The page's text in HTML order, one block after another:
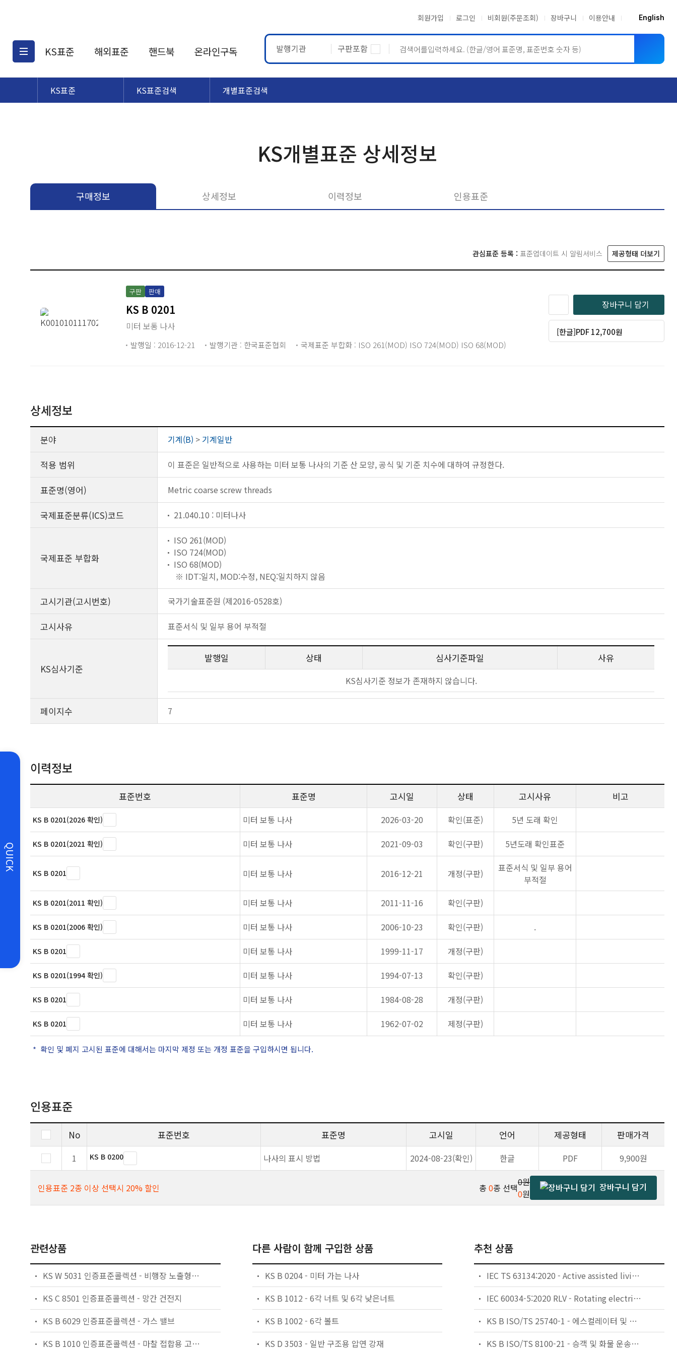
회원가입 로그인 비회원(주문조회) 장바구니 이용안내 English
KS표준
KS표준검색
해외표준
해외표준검색
핸드북 온라인구독 발행기관 구판포함
QUICK
KS표준 KS표준검색 개별표준검색
KS개별표준 상세정보
구매정보 상세정보 이력정보 인용표준
관심표준 등록 : 표준업데이트 시 알림서비스 제공형태 더보기
구판 판매
KS B 0201
미터 보통 나사
발행일 : 2016-12-21 발행기관 : 한국표준협회 국제표준 부합화 : ISO 261(MOD) ISO 724(MOD) ISO 68(MOD)
장바구니 담기
[한글]PDF 12,700원
상세정보
분야 기계(B) > 기계일반
적용 범위 이 표준은 일반적으로 사용하는 미터 보통 나사의 기준 산 모양, 공식 및 기준 치수에 대하여 규정한다.
표준명(영어) Metric coarse screw threads
국제표준분류(ICS)코드 21.040.10 : 미터나사
국제표준 부합화
ISO 261(MOD)
ISO 724(MOD)
ISO 68(MOD)
※ IDT:일치, MOD:수정, NEQ:일치하지 않음
고시기관(고시번호) 국가기술표준원 (제2016-0528호)
고시사유 표준서식 및 일부 용어 부적절
KS심사기준
발행일 상태 심사기준파일 사유
KS심사기준 정보가 존재하지 않습니다.
페이지수 7
이력정보
표준번호 표준명 고시일 상태 고시사유 비고
KS B 0201(2026 확인) 미터 보통 나사 2026-03-20 확인(표준) 5년 도래 확인
KS B 0201(2021 확인) 미터 보통 나사 2021-09-03 확인(구판) 5년도래 확인표준
KS B 0201 미터 보통 나사 2016-12-21 개정(구판)
표준서식 및 일부 용어
부적절
KS B 0201(2011 확인) 미터 보통 나사 2011-11-16 확인(구판)
KS B 0201(2006 확인) 미터 보통 나사 2006-10-23 확인(구판) .
KS B 0201 미터 보통 나사 1999-11-17 개정(구판)
KS B 0201(1994 확인) 미터 보통 나사 1994-07-13 확인(구판)
KS B 0201 미터 보통 나사 1984-08-28 개정(구판)
KS B 0201 미터 보통 나사 1962-07-02 제정(구판)
확인 및 폐지 고시된 표준에 대해서는 마지막 제정 또는 개정 표준을 구입하시면 됩니다.
인용표준
No 표준번호 표준명 고시일 언어 제공형태 판매가격
1 KS B 0200 나사의 표시 방법 2024-08-23(확인) 한글 PDF 9,900원
인용표준 2종 이상 선택시 20% 할인 총 0종 선택0원
0원
장바구니 담기
관련상품
KS W 5031 인증표준콜렉션 - 비행장 노출형 진입등 및 활주로 말단등/말단연장등/종단등
KS C 8501 인증표준콜렉션 - 망간 건전지
KS B 6029 인증표준콜렉션 - 가스 밸브
KS B 1010 인증표준콜렉션 - 마찰 접합용 고장력 6각 볼트ㆍ6각 너트ㆍ평와셔의 세트
다른 사람이 함께 구입한 상품
KS B 0204 - 미터 가는 나사
KS B 1012 - 6각 너트 및 6각 낮은너트
KS B 1002 - 6각 볼트
KS D 3503 - 일반 구조용 압연 강재
추천 상품
IEC TS 63134:2020 - Active assisted living (AAL) use cases
IEC 60034-5:2020 RLV - Rotating electrical machines - Part 5: Degrees of protection provided by the integral design of rotating electrical machines (IP code) - Classification
KS B ISO/TS 25740-1 - 에스컬레이터 및 무빙워크에 대한 안전요건 — 제1부: 세계공통 필수 안전요건(GESRs)
KS B ISO/TS 8100-21 - 승객 및 화물 운송용 엘리베이터 —제21부: 세계공통 필수안전요건(GESRs)을 충족하는 세계공통 안전 파라미터(GSPs)